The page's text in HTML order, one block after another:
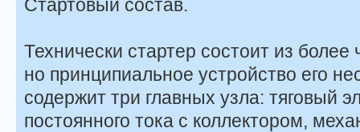
Стартовый состав.
Технически стартер состоит из
но принципиальное устройство его
содержит три главных узла: тяговый
постоянного тока с коллектором,